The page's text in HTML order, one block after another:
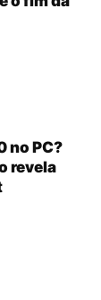
no PC?
revela